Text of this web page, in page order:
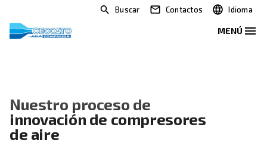
Buscar Contactos
Nuestro proceso de